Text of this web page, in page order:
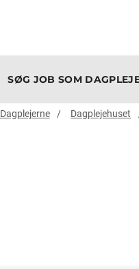
SØG JOB SOM
Dagplejerne Dagplejehuset